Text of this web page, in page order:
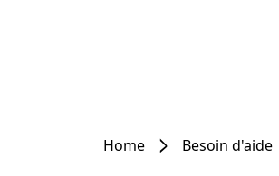
Home Besoin d'aide